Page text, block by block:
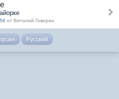
от Виталий Говорин
Русский